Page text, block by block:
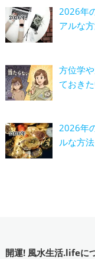
2026年
アルな
方位学
ておき
2026年
ルな方法
開運! 風水生活.lifeに